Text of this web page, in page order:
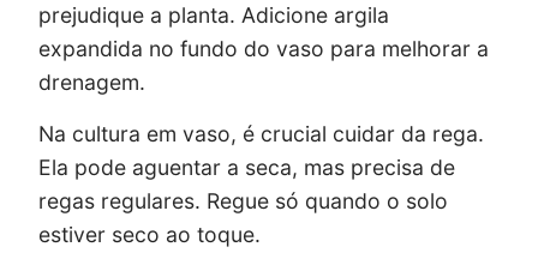
prejudique a planta. Adicione argila
expandida no fundo do vaso para melhorar a
drenagem.
Na cultura em vaso, é crucial cuidar da rega.
Ela pode aguentar a seca, mas precisa de
regas regulares. Regue só quando o solo
estiver seco ao toque.